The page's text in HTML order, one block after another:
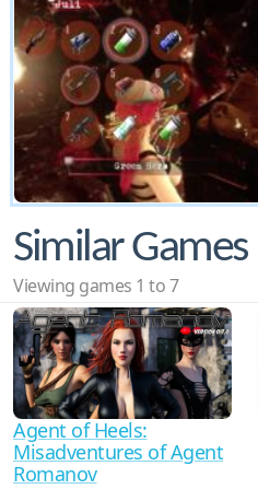
Similar Games
Viewing games 1 to 7
Agent of Heels:
Misadventures of Agent
Romanov